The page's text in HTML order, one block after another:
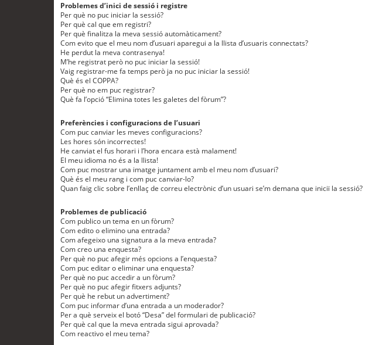
Problemes d’inici de sessió i registre
Per què no puc iniciar la sessió?
Per què cal que em registri?
Per què finalitza la meva sessió automàticament?
Com evito que el meu nom d’usuari aparegui a la llista d’usuaris connectats?
He perdut la meva contrasenya!
M’he registrat però no puc iniciar la sessió!
Vaig registrar-me fa temps però ja no puc iniciar la sessió!
Què és el COPPA?
Per què no em puc registrar?
Què fa l’opció “Elimina totes les galetes del fòrum”?
Preferències i configuracions de l’usuari
Com puc canviar les meves configuracions?
Les hores són incorrectes!
He canviat el fus horari i l’hora encara està malament!
El meu idioma no és a la llista!
Com puc mostrar una imatge juntament amb el meu nom d’usuari?
Què és el meu rang i com puc canviar-lo?
Quan faig clic sobre l’enllaç de correu electrònic d’un usuari se’m demana que iniciï la sessió?
Problemes de publicació
Com publico un tema en un fòrum?
Com edito o elimino una entrada?
Com afegeixo una signatura a la meva entrada?
Com creo una enquesta?
Per què no puc afegir més opcions a l’enquesta?
Com puc editar o eliminar una enquesta?
Per què no puc accedir a un fòrum?
Per què no puc afegir fitxers adjunts?
Per què he rebut un advertiment?
Com puc informar d’una entrada a un moderador?
Per a què serveix el botó “Desa” del formulari de publicació?
Per què cal que la meva entrada sigui aprovada?
Com reactivo el meu tema?